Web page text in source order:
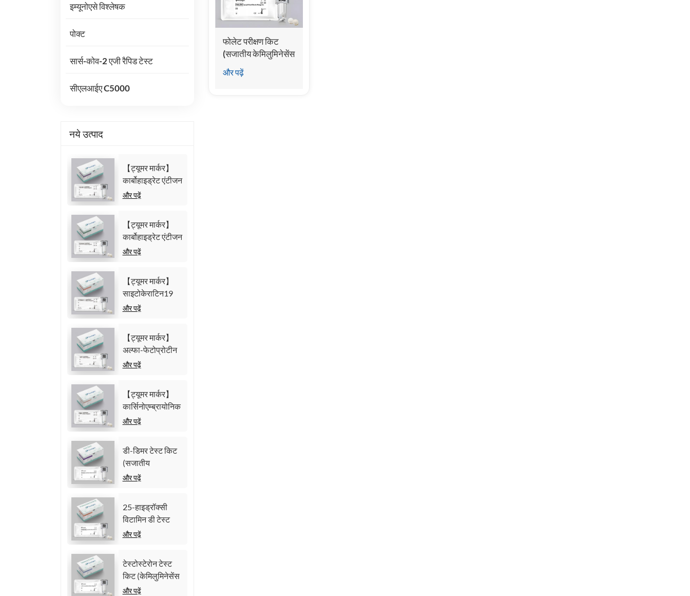
इम्यूनोएसे विश्लेषक
पोक्ट
सार्स-कोव-2 एजी रैपिड टेस्ट
सीएलआईए C5000
नये उत्पाद
【ट्यूमर मार्कर】
कार्बोहाइड्रेट एंटीजन
125 (CA125)
इम्यूनोएसे)
और पढ़ें
【ट्यूमर मार्कर】
कार्बोहाइड्रेट एंटीजन
19-9 (CA19-9)
इम्यूनोएसे)
और पढ़ें
【ट्यूमर मार्कर】
साइटोकेराटिन19
फ्रैगमेंट21-1
केमिलुमिनेसेंस
इम्यूनोएसे)
और पढ़ें
【ट्यूमर मार्कर】
अल्फा-फेटोप्रोटीन
(एएफपी) परीक्षण किट
इम्यूनोएसे)
और पढ़ें
【ट्यूमर मार्कर】
कार्सिनोएम्ब्रायोनिक
एंटीजन (सीईए) टेस्ट
इम्यूनोएसे)
और पढ़ें
डी-डिमर टेस्ट किट
(सजातीय
केमिलुमिनसेंस
और पढ़ें
25-हाइड्रॉक्सी
विटामिन डी टेस्ट
किट (सजातीय
और पढ़ें
टेस्टोस्टेरोन टेस्ट
किट (केमिलुमिनेसेंस
इम्यूनोसे)
और पढ़ें
फोलेट परीक्षण किट
(सजातीय केमिलुमिनेसेंस
इम्यूनोएसे)
और पढ़ें